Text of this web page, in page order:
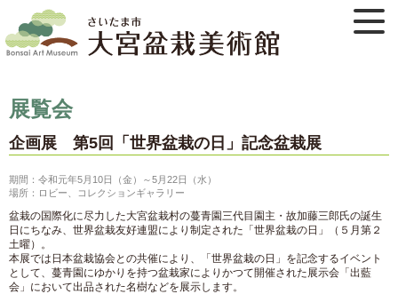
展覧会
企画展 第5回「世界盆栽の日」記念盆栽展
期間：令和元年5月10日（金）～5月22日（水）
場所：ロビー、コレクションギャラリー
盆栽の国際化に尽力した大宮盆栽村の蔓青園三代目園主・故加藤三郎氏の誕生
日にちなみ、世界盆栽友好連盟により制定された「世界盆栽の日」（５月第２
土曜）。
本展では日本盆栽協会との共催により、「世界盆栽の日」を記念するイベント
として、蔓青園にゆかりを持つ盆栽家によりかつて開催された展示会「出藍
会」において出品された名樹などを展示します。